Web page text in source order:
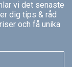
vi det senaste
dig tips & råd
och få unika